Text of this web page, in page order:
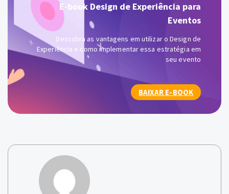
E-book Design de Experiência para
Eventos
Descubra as vantagens em utilizar o Design de
Experiência e como implementar essa estratégia em
seu evento
BAIXAR E-BOOK